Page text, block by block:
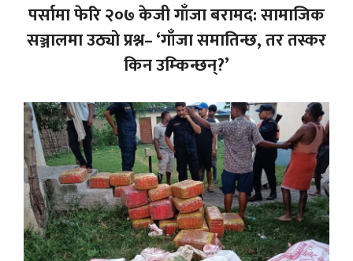
पर्सामा फेरि २०७ केजी गाँजा बरामद: सामाजिक
सञ्जालमा उठ्यो प्रश्न– ‘गाँजा समातिन्छ, तर तस्कर
किन उम्किन्छन्?’